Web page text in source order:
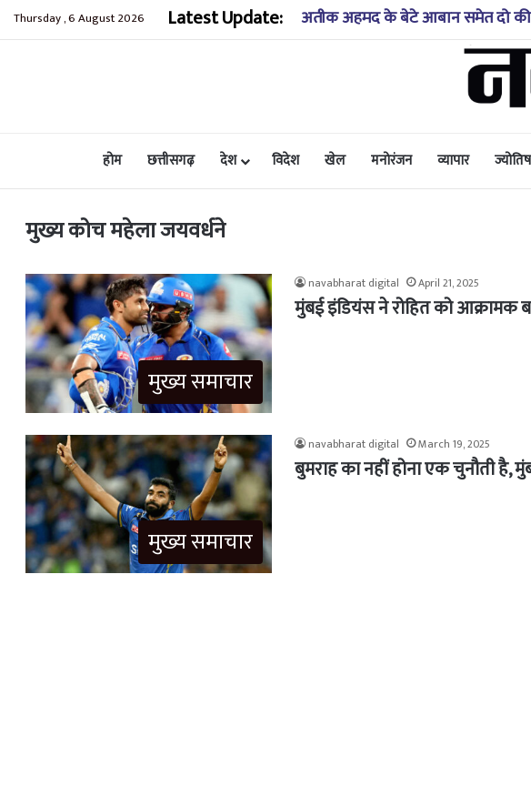
Thursday , 6 August 2026 Latest Update: अतीक अहमद के बेटे आबान समेत दो
होम छत्तीसगढ़ देश विदेश खेल मनोरंजन व्यापार ज्योतिष
मुख्य कोच महेला जयवर्धने
मुख्य समाचार
navabharat digital April 21, 2025
मुंबई इंडियंस ने रोहित को आक्रामक
मुख्य समाचार
navabharat digital March 19, 2025
बुमराह का नहीं होना एक चुनौती